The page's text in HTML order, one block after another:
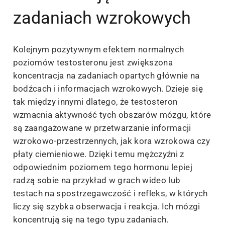
zadaniach wzrokowych
Kolejnym pozytywnym efektem normalnych
poziomów testosteronu jest zwiększona
koncentracja na zadaniach opartych głównie na
bodźcach i informacjach wzrokowych. Dzieje się
tak między innymi dlatego, że testosteron
wzmacnia aktywność tych obszarów mózgu, które
są zaangażowane w przetwarzanie informacji
wzrokowo-przestrzennych, jak kora wzrokowa czy
płaty ciemieniowe. Dzięki temu mężczyźni z
odpowiednim poziomem tego hormonu lepiej
radzą sobie na przykład w grach wideo lub
testach na spostrzegawczość i refleks, w których
liczy się szybka obserwacja i reakcja. Ich mózgi
koncentrują się na tego typu zadaniach.